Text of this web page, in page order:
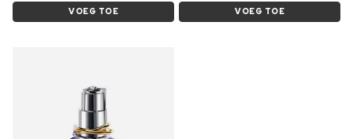
VOEG TOE VOEG TOE